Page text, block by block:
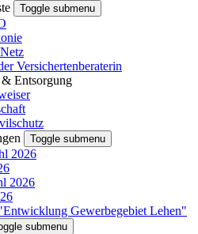
Toggle submenu
Versichertenberaterin
Entsorgung
Toggle submenu
2026
2026
Gewerbegebiet Lehen"
submenu